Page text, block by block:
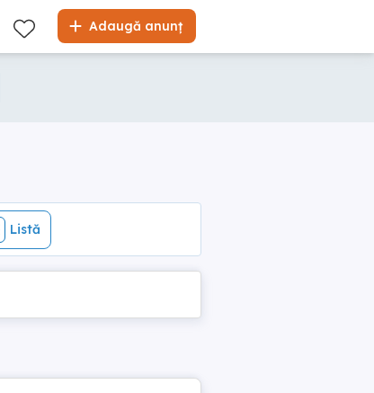
Adaugă anunț
Listă
Listă